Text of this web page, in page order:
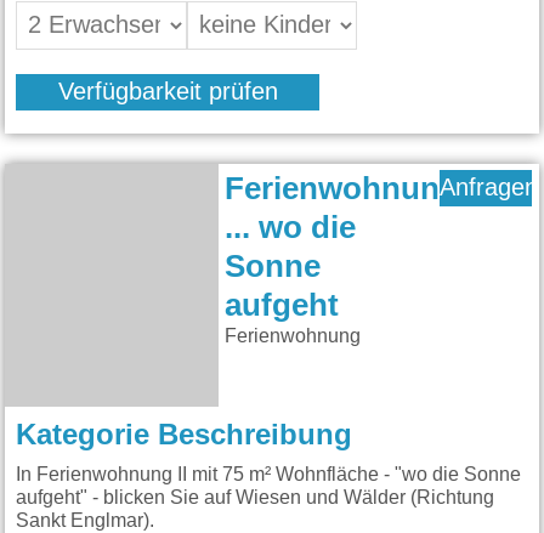
Verfügbarkeit prüfen
Ferienwohnung
... wo die
Sonne
aufgeht
Ferienwohnung
Anfragen
Kategorie Beschreibung
In Ferienwohnung II mit 75 m² Wohnfläche - "wo die Sonne
aufgeht" - blicken Sie auf Wiesen und Wälder (Richtung
Sankt Englmar).